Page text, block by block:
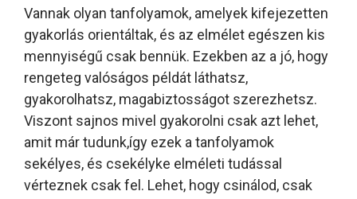
Vannak olyan tanfolyamok, amelyek kifejezetten
gyakorlás orientáltak, és az elmélet egészen kis
mennyiségű csak bennük. Ezekben az a jó, hogy
rengeteg valóságos példát láthatsz,
gyakorolhatsz, magabiztosságot szerezhetsz.
Viszont sajnos mivel gyakorolni csak azt lehet,
amit már tudunk,így ezek a tanfolyamok
sekélyes, és csekélyke elméleti tudással
vérteznek csak fel. Lehet, hogy csinálod, csak